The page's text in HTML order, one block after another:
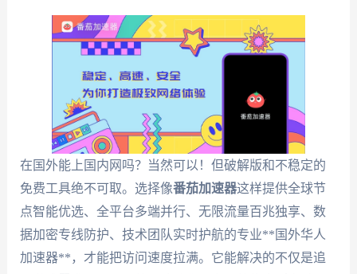
在国外能上国内网吗？当然可以！但破解版和不稳定的
免费工具绝不可取。选择像番茄加速器这样提供全球节
点智能优选、全平台多端并行、无限流量百兆独享、数
据加密专线防护、技术团队实时护航的专业**国外华人
加速器**，才能把访问速度拉满。它能解决的不仅是追